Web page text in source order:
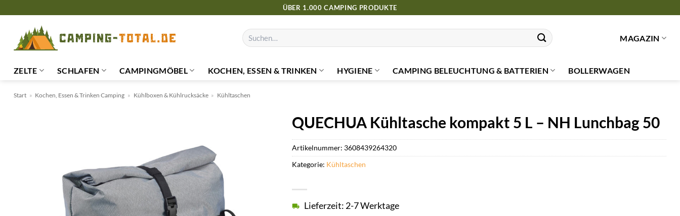
springen
ÜBER 1.000 CAMPING PRODUKTE
Suchen
nach:
MAGAZIN
ZELTE SCHLAFEN CAMPINGMÖBEL KOCHEN, ESSEN & TRINKEN HYGIENE CAMPING BELEUCHTUNG & BATTERIEN BOLLERWAGEN
Start » Kochen, Essen & Trinken Camping » Kühlboxen & Kühlrucksäcke » Kühltaschen
QUECHUA Kühltasche kompakt 5 L – NH Lunchbag 50
Lieferzeit: 2-7 Werktage
Artikelnummer: 3608439264320
Kategorie: Kühltaschen